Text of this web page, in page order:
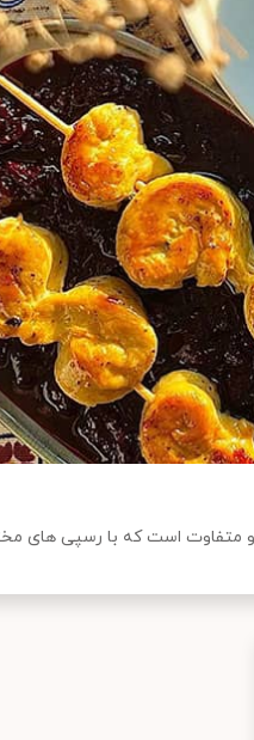
و متفاوت است که با رسپی های